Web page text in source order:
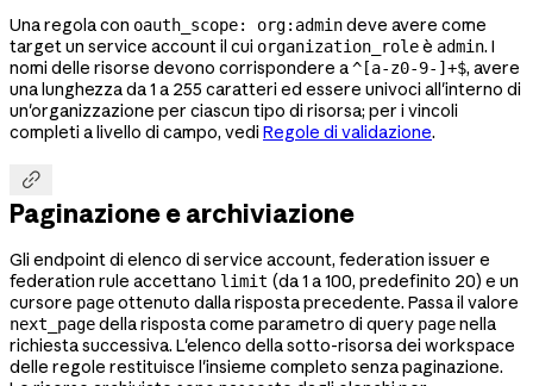
Una regola con oauth_scope: org:admindeve avere come
target un service account il cui organization_roleè admin. I
nomi delle risorse devono corrispondere a^[a-z0-9-]+$, avere
una lunghezza da 1 a 255 caratteri ed essere univoci all'interno di
un'organizzazione per ciascun tipo di risorsa; per i vincoli
completi a livello di campo, vedi Regole di validazione.

Paginazione e archiviazione
Gli endpoint di elenco di service account, federation issuer e
federation rule accettano limit (da 1 a 100, predefinito 20) e un
cursore pageottenuto dalla risposta precedente. Passa il valore
next_pagedella risposta come parametro di query pagenella
richiesta successiva. L'elenco della sotto-risorsa dei workspace
delle regole restituisce l'insieme completo senza paginazione.